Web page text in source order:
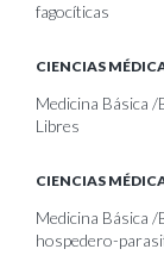
fagocíticas
CIENCIAS
Medicina Básica
Libres
CIENCIAS
Medicina Básica
hospedero-